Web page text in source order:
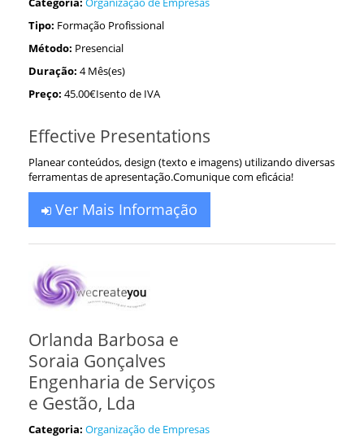
Tipo: Formação Profissional
Método: Presencial
Duração: 4 Mês(es)
Preço: 45.00€Isento de IVA
Effective Presentations
Planear conteúdos, design (texto e imagens) utilizando diversas
ferramentas de apresentação.Comunique com eficácia!
Ver Mais Informação
Orlanda Barbosa e
Soraia Gonçalves
Engenharia de Serviços
e Gestão, Lda
Categoria: Organização de Empresas